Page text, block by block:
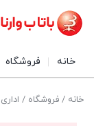
خانه فروشگاه
خانه / فروشگاه / اداری